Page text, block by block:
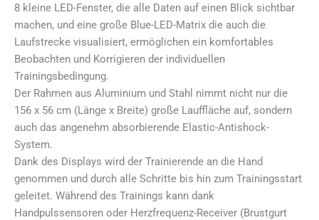
8 kleine LED-Fenster, die alle Daten auf einen Blick sichtbar
machen, und eine große Blue-LED-Matrix die auch die
Laufstrecke visualisiert, ermöglichen ein komfortables
Beobachten und Korrigieren der individuellen
Trainingsbedingung.
Der Rahmen aus Aluminium und Stahl nimmt nicht nur die
156 x 56 cm (Länge x Breite) große Lauffläche auf, sondern
auch das angenehm absorbierende Elastic-Antishock-
System.
Dank des Displays wird der Trainierende an die Hand
genommen und durch alle Schritte bis hin zum Trainingsstart
geleitet. Während des Trainings kann dank
Handpulssensoren oder Herzfrequenz-Receiver (Brustgurt